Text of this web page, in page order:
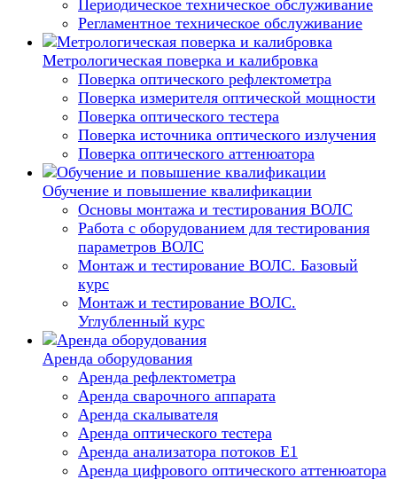
Периодическое техническое обслуживание
Регламентное техническое обслуживание
Метрологическая поверка и калибровка
Поверка оптического рефлектометра
Поверка измерителя оптической мощности
Поверка оптического тестера
Поверка источника оптического излучения
Поверка оптического аттенюатора
Обучение и повышение квалификации
Основы монтажа и тестирования ВОЛС
Работа с оборудованием для тестирования
параметров ВОЛС
Монтаж и тестирование ВОЛС. Базовый
курс
Монтаж и тестирование ВОЛС.
Углубленный курс
Аренда оборудования
Аренда рефлектометра
Аренда сварочного аппарата
Аренда скалывателя
Аренда оптического тестера
Аренда анализатора потоков Е1
Аренда цифрового оптического аттенюатора